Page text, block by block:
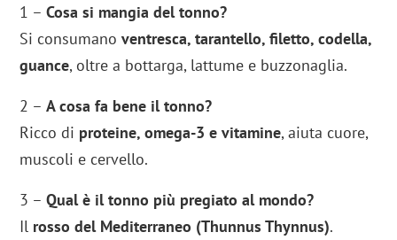
1 –Cosa si mangia del tonno?
Si consumanoventresca, tarantello, filetto, codella,
guance, oltre a bottarga, lattume e buzzonaglia.
2 –A cosa fa bene il tonno?
Ricco di proteine, omega-3 e vitamine, aiuta cuore,
muscoli e cervello.
3 –Qual è il tonno più pregiato al mondo?
Il rosso del Mediterraneo (Thunnus Thynnus).